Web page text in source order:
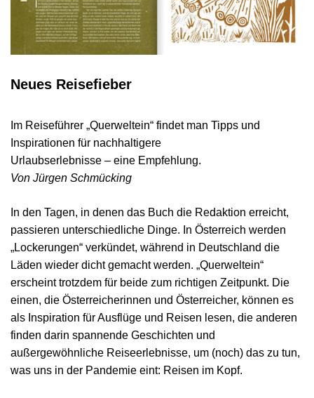
Neues Reisefieber
Im Reiseführer „Querweltein“ findet man Tipps und
Inspirationen für nachhaltigere
Urlaubserlebnisse – eine Empfehlung.
Von Jürgen Schmücking
In den Tagen, in denen das Buch die Redaktion erreicht,
passieren unterschiedliche Dinge. In Österreich werden
„Lockerungen“ verkündet, während in Deutschland die
Läden wieder dicht gemacht werden. „Querweltein“
erscheint trotzdem für beide zum richtigen Zeitpunkt. Die
einen, die Österreicherinnen und Österreicher, können es
als Inspiration für Ausflüge und Reisen lesen, die anderen
finden darin spannende Geschichten und
außergewöhnliche Reiseerlebnisse, um (noch) das zu tun,
was uns in der Pandemie eint: Reisen im Kopf.